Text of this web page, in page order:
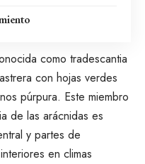
como tradescantia
con hojas verdes
púrpura. Este miembro
de las arácnidas es
y partes de
en climas